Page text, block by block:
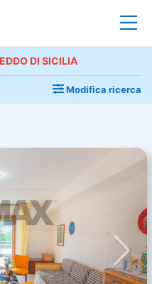
DI SICILIA
Modifica ricerca